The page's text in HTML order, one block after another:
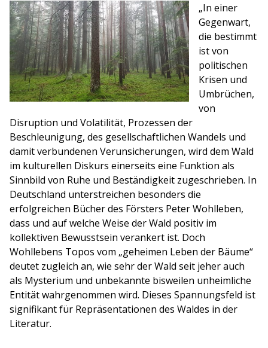
„In einer
Gegenwart,
die bestimmt
ist von
politischen
Krisen und
Umbrüchen,
von
Disruption und Volatilität, Prozessen der
Beschleunigung, des gesellschaftlichen Wandels und
damit verbundenen Verunsicherungen, wird dem Wald
im kulturellen Diskurs einerseits eine Funktion als
Sinnbild von Ruhe und Beständigkeit zugeschrieben. In
Deutschland unterstreichen besonders die
erfolgreichen Bücher des Försters Peter Wohlleben,
dass und auf welche Weise der Wald positiv im
kollektiven Bewusstsein verankert ist. Doch
Wohllebens Topos vom „geheimen Leben der Bäume“
deutet zugleich an, wie sehr der Wald seit jeher auch
als Mysterium und unbekannte bisweilen unheimliche
Entität wahrgenommen wird. Dieses Spannungsfeld ist
signifikant für Repräsentationen des Waldes in der
Literatur.